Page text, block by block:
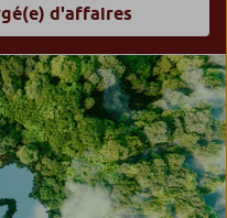
d'affaires